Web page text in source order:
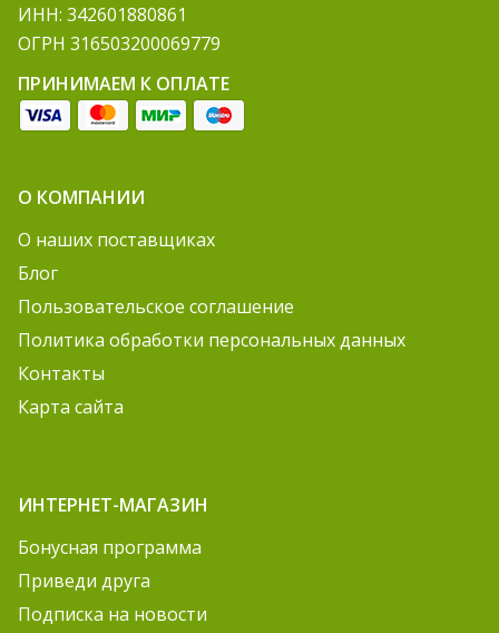
ИНН: 342601880861
ОГРН 316503200069779
ПРИНИМАЕМ К ОПЛАТЕ
О КОМПАНИИ
О наших поставщиках
Блог
Пользовательское соглашение
Политика обработки персональных данных
Контакты
Карта сайта
ИНТЕРНЕТ-МАГАЗИН
Бонусная программа
Приведи друга
Подписка на новости